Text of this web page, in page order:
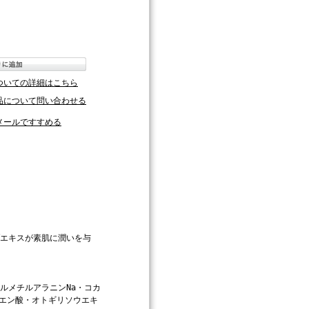
いての詳細はこちら
について問い合わせる
ールですすめる
キスが素肌に潤いを与
メチルアラニンNa・コカ
ン酸・オトギリソウエキ